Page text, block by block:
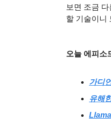
보면 조금
할 기술이니
오늘 에피소
가디
유해